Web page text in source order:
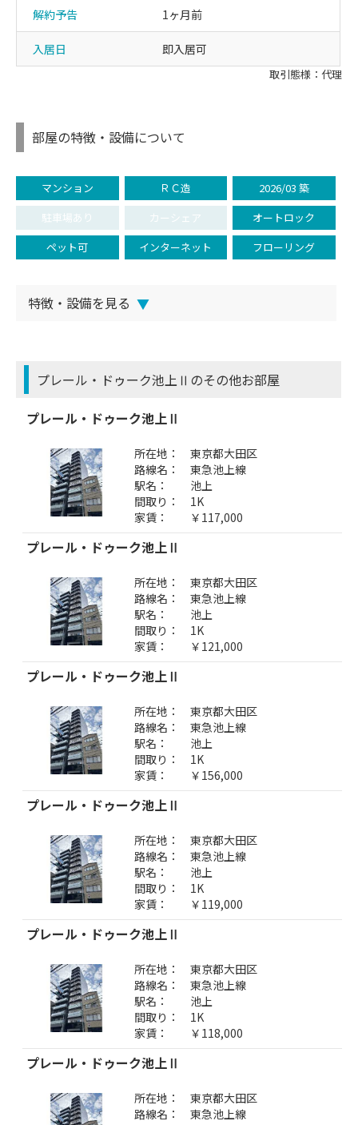
解約予告 1ヶ月前
入居日 即入居可
取引態様：代理
部屋の特徴・設備について
マンション ＲＣ造
2026/03 築
駐車場あり
カーシェア
オートロック
ペット可
インターネット フローリング
特徴・設備を見る ▼
プレール・ドゥーク池上Ⅱのその他お部屋
プレール・ドゥーク池上Ⅱ
所在地：
東京都大田区
路線名：
東急池上線
駅名：
池上
間取り：
1K
家賃：
￥117,000
プレール・ドゥーク池上Ⅱ
所在地：
東京都大田区
路線名：
東急池上線
駅名：
池上
間取り：
1K
家賃：
￥121,000
プレール・ドゥーク池上Ⅱ
所在地：
東京都大田区
路線名：
東急池上線
駅名：
池上
間取り：
1K
家賃：
￥156,000
プレール・ドゥーク池上Ⅱ
所在地：
東京都大田区
路線名：
東急池上線
駅名：
池上
間取り：
1K
家賃：
￥119,000
プレール・ドゥーク池上Ⅱ
所在地：
東京都大田区
路線名：
東急池上線
駅名：
池上
間取り：
1K
家賃：
￥118,000
プレール・ドゥーク池上Ⅱ
所在地：
東京都大田区
路線名：
東急池上線